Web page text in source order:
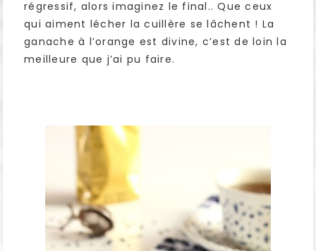
régressif, alors imaginez le final.. Que ceux
qui aiment lécher la cuillère se lâchent ! La
ganache à l’orange est divine, c’est de loin la
meilleure que j’ai pu faire.